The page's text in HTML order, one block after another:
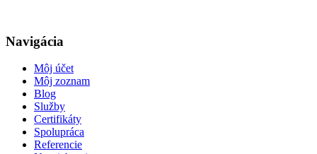
Navigácia
Môj účet
Môj zoznam
Blog
Služby
Certifikáty
Spolupráca
Referencie